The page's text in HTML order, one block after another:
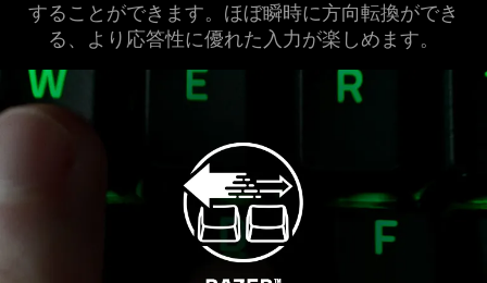
することができます。ほぼ瞬時に方向転換ができ
る、より応答性に優れた入力が楽しめます。